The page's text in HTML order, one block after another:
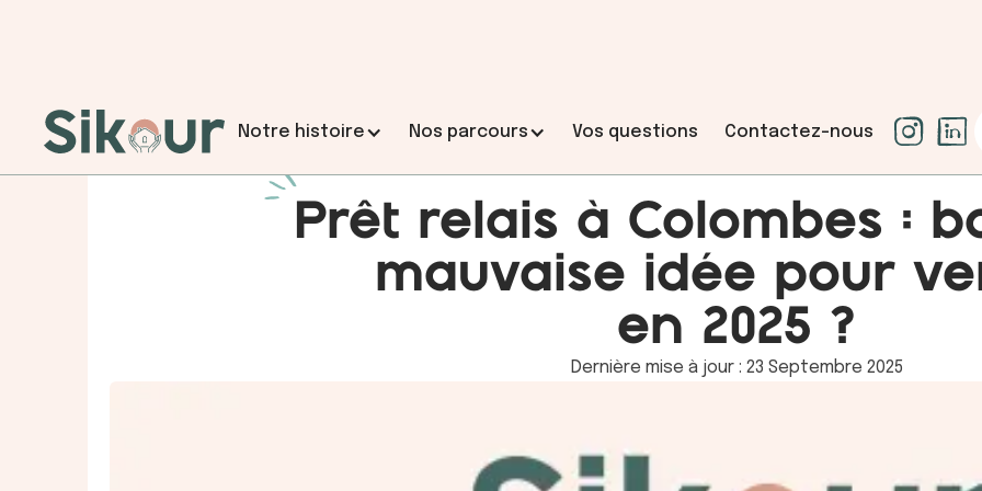
Notre histoire
L'histoire de Sikour
Nos parcours
Coaching dʼaide à la décision L’accompagnement
Votre projet, votre liberté.
vendeur, et à conduire votre
sérénité, grâce à une
Vos questions Contactez-nous
Prêt relais à Colombes :
mauvaise idée pour
en 2025 ?
Dernière mise à jour : 23 Septembre 2025